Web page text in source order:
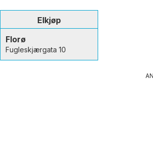
Elkjøp
Florø
Fugleskjærgata 10